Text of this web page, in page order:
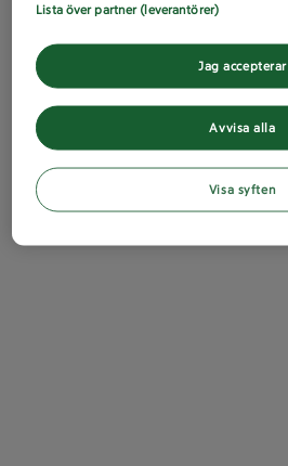
Lista över partner (leverantörer)
Avvisa alla
Jag accepterar
Visa syften